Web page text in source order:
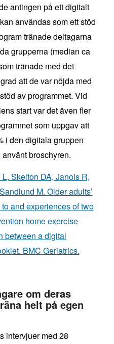
antingen på ett digitalt
användas som ett stöd
tränade deltagarna
grupperna (median ca
tränade med det
att de var nöjda med
av programmet. Vid
start var det även fler
som uppgav att
i den digitala gruppen
broschyren.
Skelton DA, Janols R,
M. Older adults’
and experiences of two
home exercise
between a digital
BMC Geriatrics.
om deras
helt på egen
intervjuer med 28